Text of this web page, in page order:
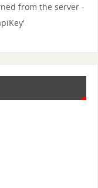
from the server -